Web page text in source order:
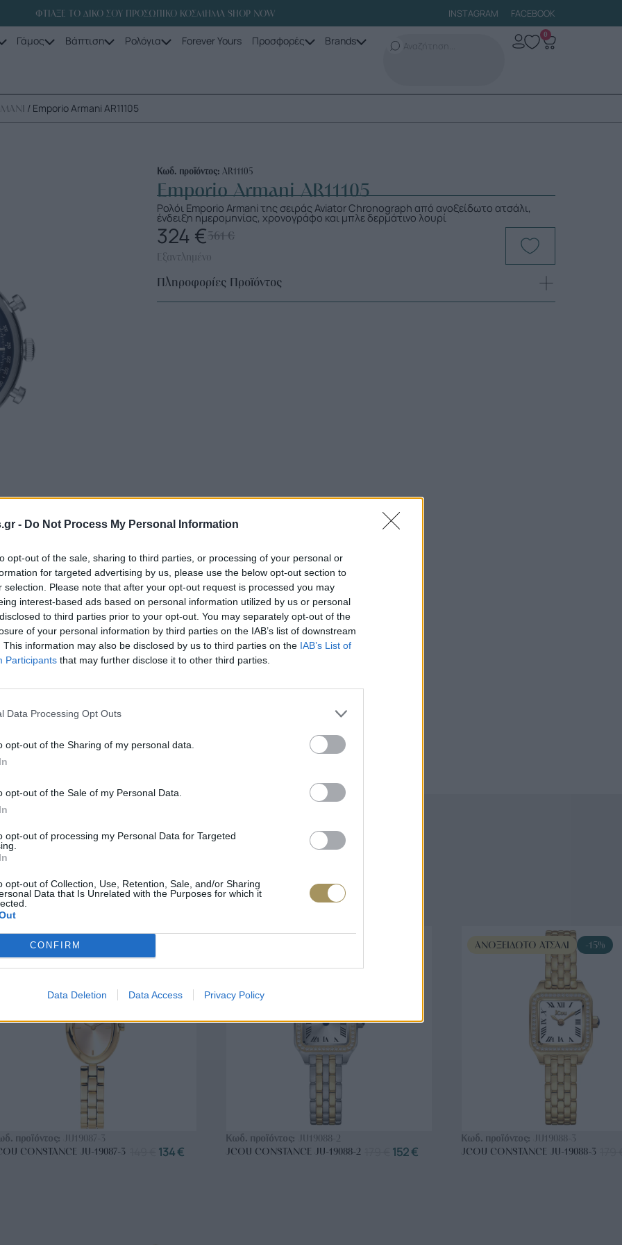
- Do Not Process My Personal Information
opt-out of the sale, sharing to third parties, or processing of your personal or
for targeted advertising by us, please use the below opt-out section to
selection. Please note that after your opt-out request is processed you may
interest-based ads based on personal information utilized by us or personal
to third parties prior to your opt-out. You may separately opt-out of the
of your personal information by third parties on the IAB’s list of downstream
This information may also be disclosed by us to third parties on the IAB’s List of
Participants that may further disclose it to other third parties.
Data Processing Opt Outs
opt-out of the Sharing of my personal data.
opt-out of the Sale of my Personal Data.
opt-out of processing my Personal Data for Targeted
opt-out of Collection, Use, Retention, Sale, and/or Sharing
Data that Is Unrelated with the Purposes for which it
CONFIRM
Data Deletion Data Access Privacy Policy
ΦΤΙΑΞΕ ΤΟ ΔΙΚΟ ΣΟΥ ΠΡΟΣΩΠΙΚΟ ΚΟΣΜΗΜΑ SHOP NOW INSTAGRAM FACEBOOK
Γάμος Βάπτιση Ρολόγια Forever Yours Προσφορές Brands 0
/ Emporio Armani AR11105
Κωδ. προϊόντος:AR11105
Emporio Armani AR11105
Ρολόι Emporio Armani της σειράς Aviator Chronograph από ανοξείδωτο ατσάλι,
ένδειξη ημερομηνίας, χρονογράφο και μπλε δερμάτινο λουρί
361€
324 €
Εξαντλημένο
Πληροφορίες Προϊόντος
Που Ταιριάζουν
Εδώ θα βρείτε τις κορυφαίες
την εξαιρετική τους ποιότητα.
ΑΓΟΡΑ ΤΩΡΑ
ΑΝΟΞΕΊΔΩΤΟ ΑΤΣΆΛΙ
προϊόντος: JU19087-3
CONSTANCE JU-19087-3
134€
ΑΓΟΡΑ ΤΩΡΑ
Κωδ. προϊόντος: JU19088-2
JCOU CONSTANCE JU-19088-2
152€
ΑΓΟΡΑ ΤΩΡΑ
ΑΝΟΞΕΊΔΩΤΟ ΑΤΣΆΛΙ -15%
Κωδ. προϊόντος: JU19088-3
JCOU CONSTANCE JU-19088-3